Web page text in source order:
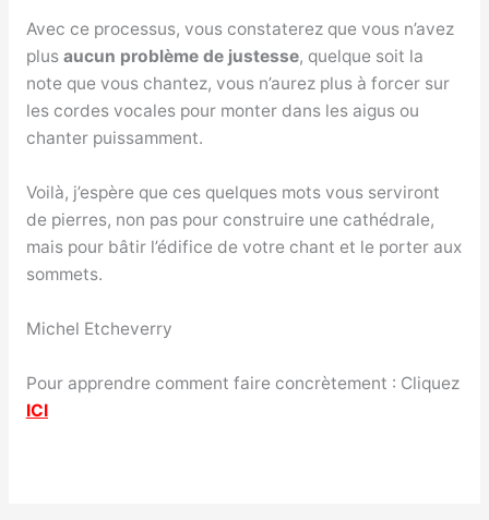
Avec ce processus, vous constaterez que vous n’avez
plus aucun problème de justesse, quelque soit la
note que vous chantez, vous n’aurez plus à forcer sur
les cordes vocales pour monter dans les aigus ou
chanter puissamment.
Voilà, j’espère que ces quelques mots vous serviront
de pierres, non pas pour construire une cathédrale,
mais pour bâtir l’édifice de votre chant et le porter aux
sommets.
Michel Etcheverry
Pour apprendre comment faire concrètement : Cliquez
ICI